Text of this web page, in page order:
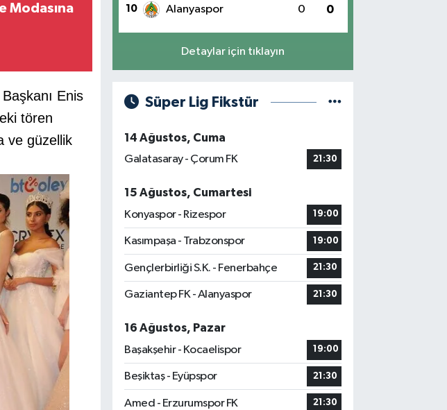
Modasına
Enis
tören
ve güzellik
10 Alanyaspor 0 0
Detaylar için tıklayın
Süper Lig Fikstür
14 Ağustos, Cuma
Galatasaray - Çorum FK
21:30
15 Ağustos, Cumartesi
Konyaspor - Rizespor
19:00
Kasımpaşa - Trabzonspor 19:00
Gençlerbirliği S.K. - Fenerbahçe 21:30
Gaziantep FK - Alanyaspor 21:30
16 Ağustos, Pazar
Başakşehir - Kocaelispor
19:00
Beşiktaş - Eyüpspor 21:30
Amed - Erzurumspor FK 21:30